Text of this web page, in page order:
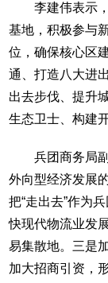
李建伟表示，
基地，积极参与
位，确保核心区
通、打造八大进
出去步伐、提升
生态卫士、构建
兵团商务局副
外向型经济发展
把“走出去”作为
快现代物流业发
易集散地。三是
加大招商引资，